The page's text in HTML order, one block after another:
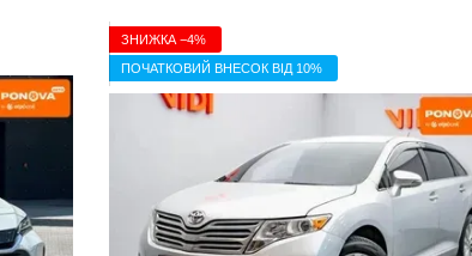
ЗНИЖКА −4%
ПОЧАТКОВИЙ ВНЕСОК ВІД 10%